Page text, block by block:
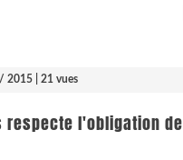
2015 | 21 vues
l'obligation de